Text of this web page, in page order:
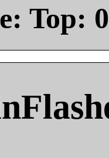
Top: 0